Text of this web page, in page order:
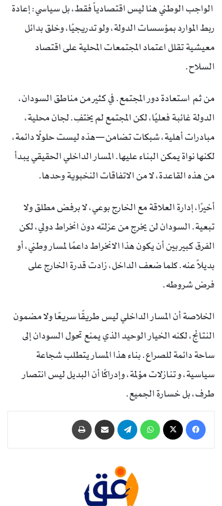
الواجب الوطني هنا ليس اقتصادياً فقط، بل سياسي: إعادة
ربط الموارد بمؤسسات الدولة، ولو تدريجيًا، وخلق بدائل
معيشية تقلل اعتماد المجتمعات المحلية على اقتصاد
السلاح.
من ثم استعادة دور المجتمع. في كثير من مناطق السودان،
الدولة غائبة فعليًا، لكن المجتمع لم يختفِ. لجان محلية،
مبادرات أهلية، شبكات تضامن—هذه ليست حلولًا دائمة،
لكنها نواة يمكن البناء عليها. المسار الداخلي الحقيقي يبدأ
من هذه القاعدة، لا من الاتفاقات النخبوية وحدها.
أخيرًا، إدارة العلاقة مع الخارج بوعي، لا برفض مطلق ولا
تبعية. السودان لن يخرج من عزلته دون انخراط دولي، لكن
الفرق كبير بين أن يكون هذا الانخراط داعمًا لمسار وطني، أو
بديلاً عنه. كلما ضعف الداخل، زادت قدرة الخارج على
فرض شروطه.
الخلاصة أن المسار الداخلي ليس طريقًا سريعًا ولا مضمون
النتائج، لكنه الخيار الوحيد الذي يمنع تحول السودان إلى
ساحة دائمة للصراع. بناء هذا المسار يتطلب شجاعة
سياسية، و تنازلات مؤلمة، وإدراكًا أن البديل ليس انتصار
طرف، بل خسارة الجميع.